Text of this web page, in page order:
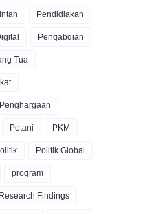
Pendidiakan
Pengabdian
Tua
Penghargaan
Petani PKM
Politik Global
program
Research Findings